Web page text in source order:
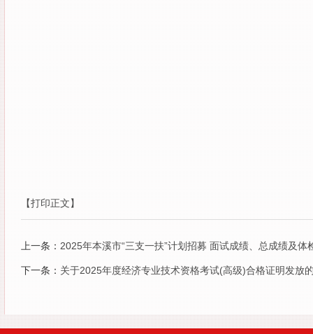
【打印正文】
上一条： 2025年本溪市“三支一扶”计划招募 面试成绩、总成绩及体
下一条： 关于2025年度经济专业技术资格考试(高级)合格证明发放